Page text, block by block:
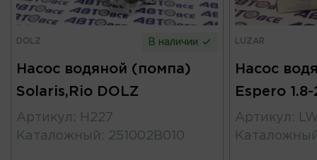
DOLZ В наличии
Насос водяной (помпа)
Solaris,Rio DOLZ
Артикул :
H227
Каталожный : 251002B010
LUZAR
Насос
Espero
Артикул :